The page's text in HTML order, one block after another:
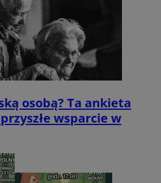
osobą? Ta ankieta
wsparcie w